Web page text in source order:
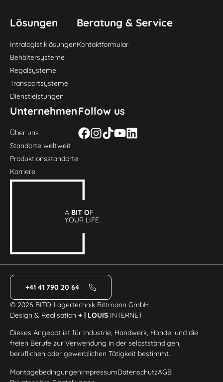
Lösungen
Intralogistiklösungen
Behältersysteme
Regalsysteme
Transportsysteme
Dienstleistungen
Beratung & Service
Kontaktformular
Unternehmen
Über uns
Standorte weltweit
Produktionsstandorte
Karriere
Follow us
A BIT OF
YOUR LIFE.
+41 41 790 20 64
© 2026 BITO-Lagertechnik Bittmann GmbH
Design & Realisation+ | LOUIS INTERNET
Dieses Angebot ist für Industrie, Handwerk, Handel und die
freien Berufe zur Verwendung in der selbstständigen,
beruflichen oder gewerblichen Tätigkeit bestimmt.
MontagebedingungenImpressumDatenschutzAGB